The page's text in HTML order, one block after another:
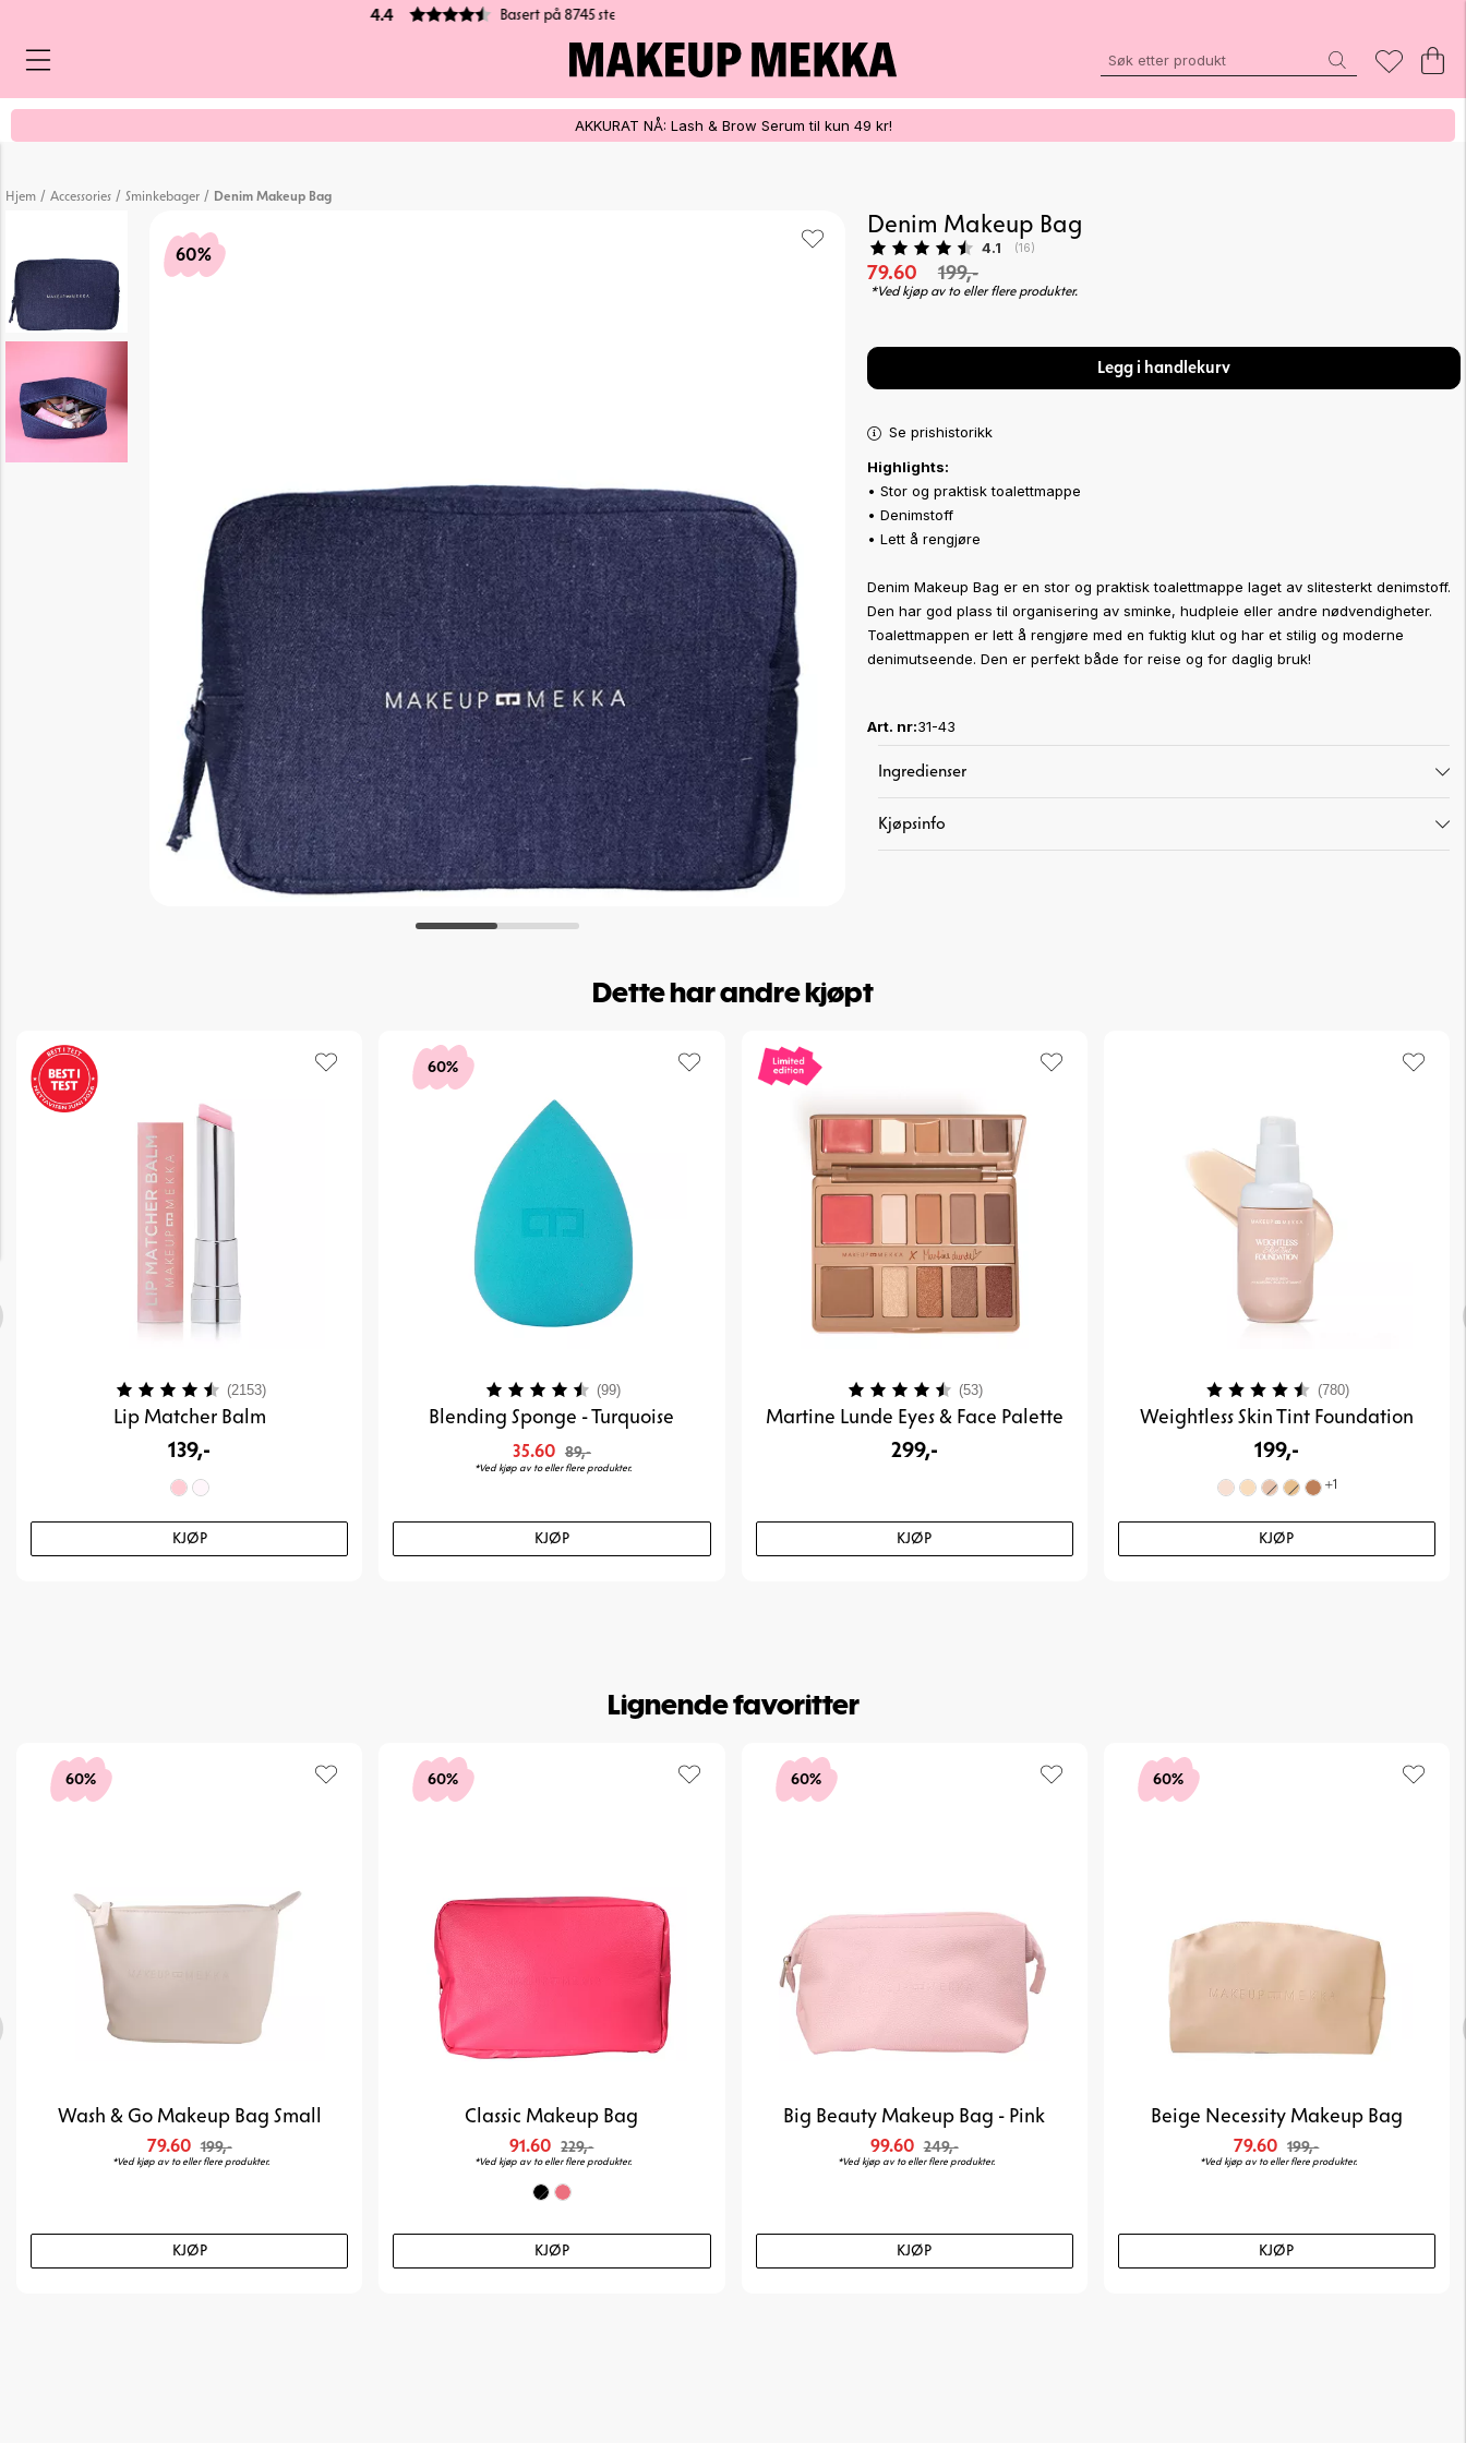
AKKURAT NÅ: Lash & Brow Serum til kun 49 kr!
Hjem / Accessories / Sminkebager / Denim Makeup Bag
60%
Denim Makeup Bag
Gjennomsnittskarakter:
4.1 (stemmer:
16)
79.60 199,-
*Ved kjøp av to eller flere produkter.
Legg i handlekurv
Se prishistorikk
Highlights:
• Stor og praktisk toalettmappe
• Denimstoff
• Lett å rengjøre
Denim Makeup Bag er en stor og praktisk toalettmappe laget av slitesterkt denimstoff.
Den har god plass til organisering av sminke, hudpleie eller andre nødvendigheter.
Toalettmappen er lett å rengjøre med en fuktig klut og har et stilig og moderne
denimutseende. Den er perfekt både for reise og for daglig bruk!
Art. nr:31-43
Ingredienser
Kjøpsinfo
Dette har andre kjøpt
Lip Matcher Balm
139,-
KJØP
Karakter: (2153)4.4 av 5 mulige
60%
Blending Sponge - Turquoise
35.60 89,-
*Ved kjøp av to eller flere produkter.
KJØP
Karakter: (99)4.2 av 5 mulige
Martine Lunde Eyes & Face Palette
299,-
KJØP
Karakter: (53)
Weightless Skin Tint Foundation
199,-
+1
KJØP
Karakter: (780)4.2 av 5 mulige
Lignende favoritter
60%
Wash & Go Makeup Bag Small
79.60 199,-
*Ved kjøp av to eller flere produkter.
KJØP
60%
Classic Makeup Bag
91.60 229,-
*Ved kjøp av to eller flere produkter.
KJØP
60%
Big Beauty Makeup Bag - Pink
99.60 249,-
*Ved kjøp av to eller flere produkter.
KJØP
60%
Beige Necessity Makeup Bag
79.60 199,-
*Ved kjøp av to eller flere produkter.
KJØP